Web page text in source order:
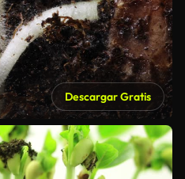
Descargar Gratis